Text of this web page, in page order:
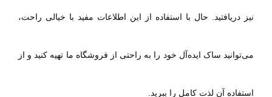
نیز دریافتید. حال با استفاده از این اطلاعات مفید با خیالی راحت،
می‌توانید ساک ایده‌آل خود را به راحتی از فروشگاه ما تهیه کنید و از
استفاده آن لذت کامل را ببرید.